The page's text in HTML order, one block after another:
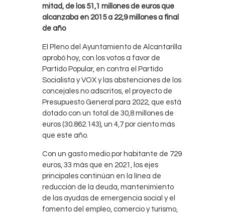
mitad, de los 51,1 millones de euros que
alcanzaba en 2015 a 22,9 millones a final
de año
El Pleno del Ayuntamiento de Alcantarilla
aprobó hoy, con los votos a favor de
Partido Popular, en contra el Partido
Socialista y VOX y las abstenciones de los
concejales no adscritos, el proyecto de
Presupuesto General para 2022, que está
dotado con un total de 30,8 millones de
euros (30.862.143), un 4,7 por ciento más
que este año.
Con un gasto medio por habitante de 729
euros, 33 más que en 2021, los ejes
principales continúan en la línea de
reducción de la deuda, mantenimiento
de las ayudas de emergencia social y el
fomento del empleo, comercio y turismo,